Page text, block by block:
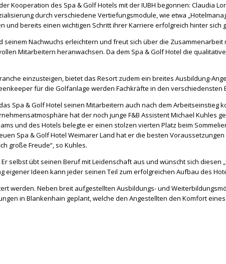
Kooperation des Spa & Golf Hotels mit der IUBH begonnen: Claudia
durch verschiedene Vertiefungsmodule, wie etwa
bereits einen wichtigen Schritt ihrer Karriere erfolgreich hinter
Nachwuchs erleichtern und freut sich über die
Mitarbeitern heranwachsen. Da dem Spa & Golf Hotel die
einzusteigen, bietet das Resort zudem ein breites Ausbildung-
für die Golfanlage werden Fachkräfte in den verschiedensten
Spa & Golf Hotel seinen Mitarbeitern auch nach dem
hat der noch junge F&B Assistent Michael Kuhles
und des Hotels belegte er einen stolzen vierten Platz beim
Spa & Golf Hotel Weimarer Land hat er die besten
große Freude“, so Kuhles.
selbst übt seinen Beruf mit Leidenschaft aus und wünscht sich
eigener Ideen kann jeder seinen Teil zum erfolgreichen Aufbau des
werden. Neben breit aufgestellten Ausbildungs- und
in Blankenhain geplant, welche den Angestellten den Komfort